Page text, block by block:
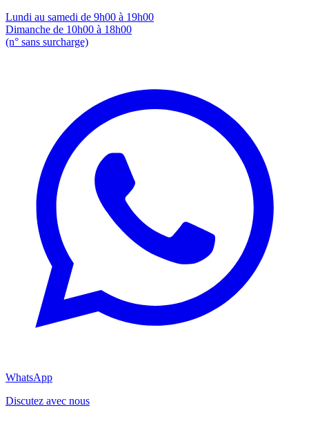
Lundi au samedi de 9h00 à 19h00
Dimanche de 10h00 à 18h00
(n° sans surcharge)
WhatsApp
Discutez avec nous